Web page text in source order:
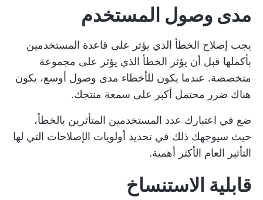
مدى وصول المستخدم
يجب إصلاح الخطأ الذي يؤثر على قاعدة المستخدمين
بأكملها قبل أن يؤثر الخطأ الذي يؤثر على مجموعة
متخصصة. عندما يكون للأخطاء مدى وصول أوسع، يكون
هناك ضرر محتمل أكبر على سمعة منتجك.
ضع في اعتبارك عدد المستخدمين المتأثرين بالخطأ،
حيث سيوجهك ذلك في تحديد أولويات الإصلاحات التي لها
التأثير العام الأكثر أهمية.
قابلية الاستنساخ